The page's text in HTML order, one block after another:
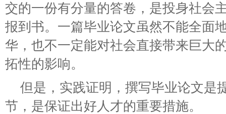
交的一份有分量的答卷，是投身社会
报到书。一篇毕业论文虽然不能全面
华，也不一定能对社会直接带来巨大
拓性的影响。
但是，实践证明，撰写毕业论文是
节，是保证出好人才的重要措施。